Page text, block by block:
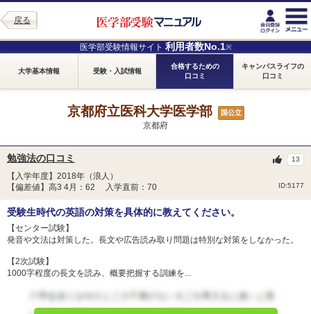
戻る
医学部受験情報サイト 利用者数No.1※
大学基本情報 受験・入試情報
合格するための
口コミ
キャンパスライフの
口コミ
京都府立医科大学医学部 国公立
京都府
勉強法の口コミ
【入学年度】2018年（浪人）
【偏差値】高3 4月：62 入学直前：70
ID:5177
13
受験生時代の英語の対策を具体的に教えてください。
【センター試験】
発音や文法は対策した。長文や広告読み取り問題は特別な対策をしなかった。
【2次試験】
1000字程度の長文を読み、概要把握する訓練を...